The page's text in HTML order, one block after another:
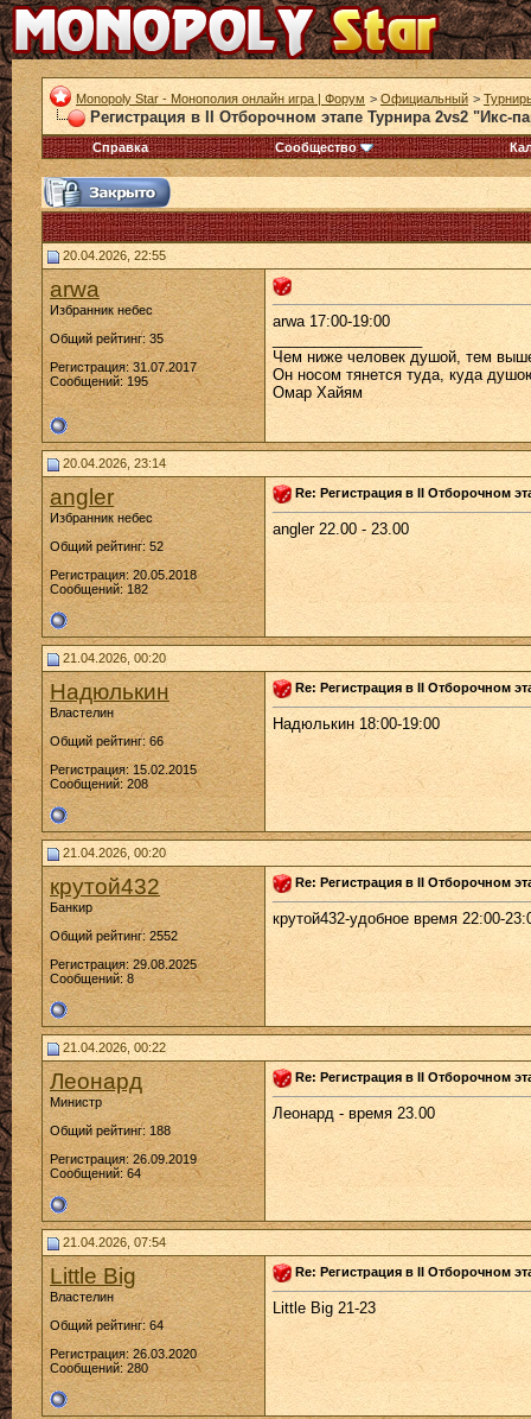
Monopoly Star - Монополия онлайн игра | Форум > Официальный >
Регистрация в II Отборочном этапе Турнира 2vs2 "Икс-
Справка Сообщество
20.04.2026, 22:55
arwa
Избранник небес
Общий рейтинг: 35
Регистрация: 31.07.2017
Сообщений: 195
arwa 17:00-19:00
__________________
Чем ниже человек душой, тем
Он носом тянется туда, куда
Омар Хайям
20.04.2026, 23:14
angler
Избранник небес
Общий рейтинг: 52
Регистрация: 20.05.2018
Сообщений: 182
Re: Регистрация в II Отборочном
angler 22.00 - 23.00
21.04.2026, 00:20
Надюлькин
Властелин
Общий рейтинг: 66
Регистрация: 15.02.2015
Сообщений: 208
Re: Регистрация в II Отборочном
Надюлькин 18:00-19:00
21.04.2026, 00:20
крутой432
Банкир
Общий рейтинг: 2552
Регистрация: 29.08.2025
Сообщений: 8
Re: Регистрация в II Отборочном
крутой432-удобное время 22:00-
21.04.2026, 00:22
Леонард
Министр
Общий рейтинг: 188
Регистрация: 26.09.2019
Сообщений: 64
Re: Регистрация в II Отборочном
Леонард - время 23.00
21.04.2026, 07:54
Little Big
Властелин
Общий рейтинг: 64
Регистрация: 26.03.2020
Сообщений: 280
Re: Регистрация в II Отборочном
Little Big 21-23